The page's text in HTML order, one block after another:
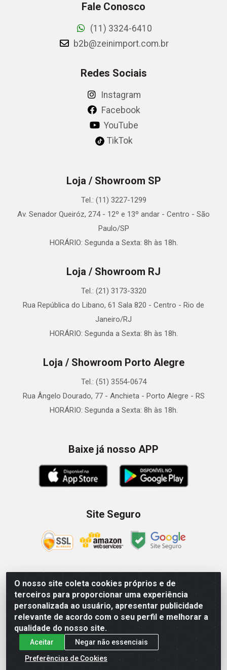
O nosso site coleta cookies próprios e de
terceiros para proporcionar uma experiência
personalizada ao usuário, apresentar publicidade
relevante de acordo com o seu perfil e melhorar a
qualidade do nosso site.
Aceitar
Negar não essenciais
Preferências de Cookies
Fale Conosco
(11) 3324-6410
b2b@zeinimport.com.br
Redes Sociais
Instagram
Facebook
YouTube
TikTok
Loja / Showroom SP
Tel.: (11) 3227-1299
Av. Senador Queiróz, 274 - 12º e 13º andar - Centro - São
Paulo/SP
HORÁRIO: Segunda a Sexta: 8h às 18h.
Loja / Showroom RJ
Tel.: (21) 3173-3320
Rua República do Libano, 61 Sala 820 - Centro - Rio de
Janeiro/RJ
HORÁRIO: Segunda a Sexta: 8h às 18h.
Loja / Showroom Porto Alegre
Tel.: (51) 3554-0674
Rua Ângelo Dourado, 77 - Anchieta - Porto Alegre - RS
HORÁRIO: Segunda a Sexta: 8h às 18h.
Baixe já nosso APP
Site Seguro
Zein Importação e Comércio LTDA - Av. Senador Queiróz, 274
- 12º e 13º andar - Centro, São Paulo/SP – CNPJ
09.023.754/0006-46